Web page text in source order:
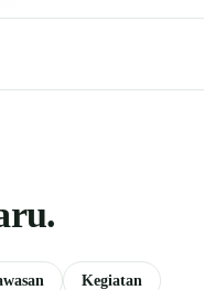
Kegiatan